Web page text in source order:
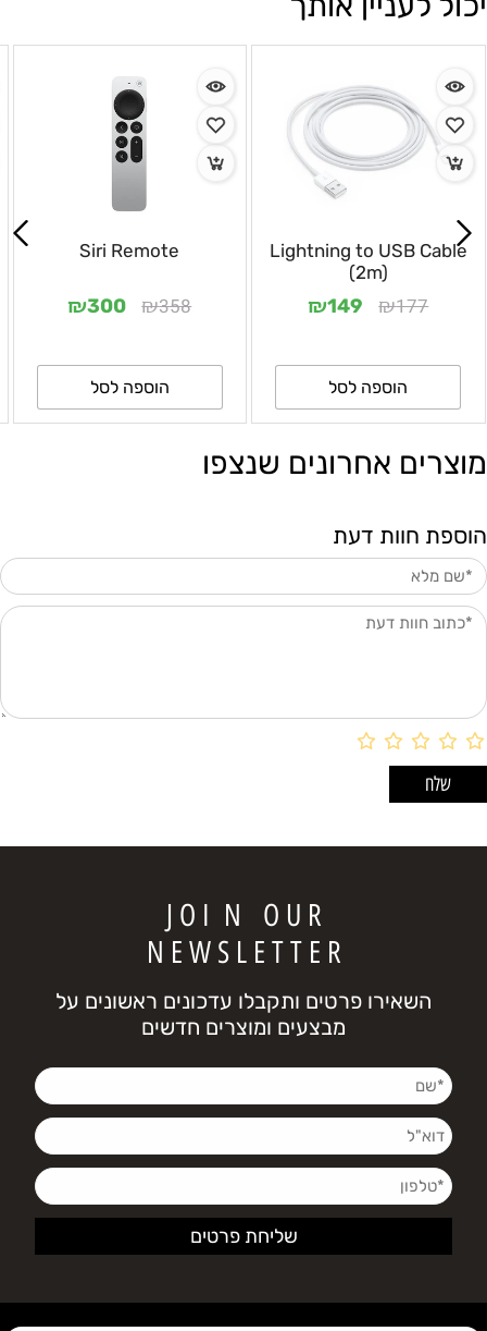
Siri Remote
₪358
₪300
הוספה לסל
Lightning to USB Cable
(2m)
₪177
₪149
הוספה לסל
מוצרים אחרונים שנצפו
הוספת חוות דעת
J O I N O U R
N E W S L E T T E R
השאירו פרטים ותקבלו עדכונים ראשונים על
מבצעים ומוצרים חדשים